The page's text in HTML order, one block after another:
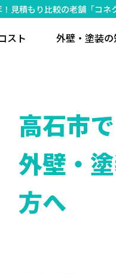
見積もり比較の老舗「コネ
スト 外壁・塗装
高石市で
外壁・
方へ